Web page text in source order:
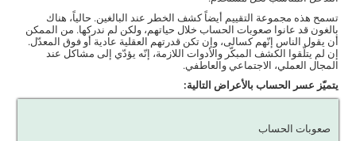
تسمح هذه مجموعة التقييم أيضاً كشف الخطر عند البالغين. حالياً، هناك
بالغون قد عانوا صعوبات الحساب خلال حياتهم، ولكن لم ندركها. من الممكن
أن يقول الناس إنّهم كسالى، وإن تكن قدرتهم العقلية عادية أو فوق المعدّل.
إن لم يتلّقوا الكشف المبكّر والأدوات اللازمة، إنّه يؤدّي إلى مشاكل عند
المجال العملي، الاجتماعي والعاطفي.
يتميّز عسر الحساب بالأعراض التالية:
صعوبات الحساب